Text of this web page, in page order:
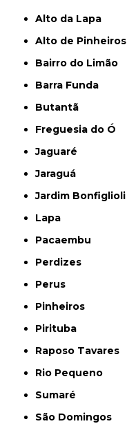
Alto da Lapa
Alto de Pinheiros
Bairro do Limão
Barra Funda
Butantã
Freguesia do Ó
Jaguaré
Jaraguá
Jardim Bonfiglioli
Lapa
Pacaembu
Perdizes
Perus
Pinheiros
Pirituba
Raposo Tavares
Rio Pequeno
Sumaré
São Domingos